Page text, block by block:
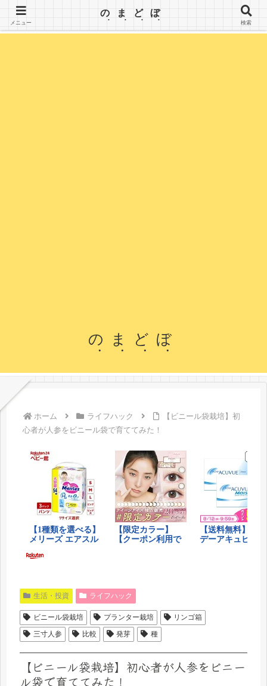
【のまどぼ】手が届くセミリタイア生活・アーリーリタイア・週３日働いて、半分休む。wifiとPC
を持って、場所にこだわらずノマド生活を楽しみます。
のまどぼ
ホーム ライフハック
【ビニール袋栽培】初
心者が人参をビニール袋で育ててみた！
生活・投資 ライフハック
ビニール袋栽培 プランター栽培
リンゴ箱
三寸人参
比較 発芽 種
【ビニール袋栽培】初心者が人参をビニー
ル袋で育ててみた！
メニュー
のまどぼ
検索